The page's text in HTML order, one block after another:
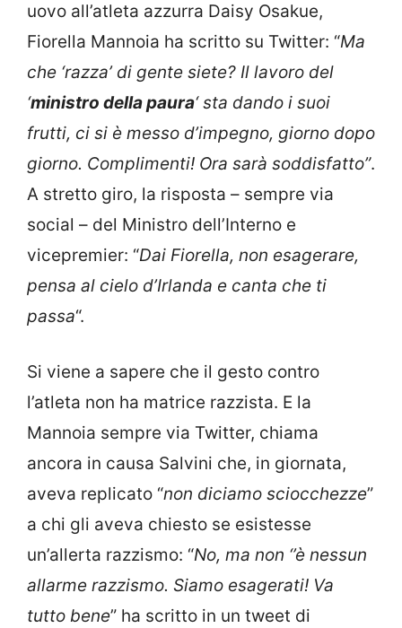
uovo all’atleta azzurra Daisy Osakue,
Fiorella Mannoia ha scritto su Twitter: “Ma
che ‘razza’ di gente siete? Il lavoro del
‘ministro della paura‘ sta dando i suoi
frutti, ci si è messo d’impegno, giorno dopo
giorno. Complimenti! Ora sarà soddisfatto”.
A stretto giro, la risposta – sempre via
social – del Ministro dell’Interno e
vicepremier: “Dai Fiorella, non esagerare,
pensa al cielo d’Irlanda e canta che ti
passa“.
Si viene a sapere che il gesto contro
l’atleta non ha matrice razzista. E la
Mannoia sempre via Twitter, chiama
ancora in causa Salvini che, in giornata,
aveva replicato “non diciamo sciocchezze”
a chi gli aveva chiesto se esistesse
un’allerta razzismo: “No, ma non ‘’è nessun
allarme razzismo. Siamo esagerati! Va
tutto bene” ha scritto in un tweet di